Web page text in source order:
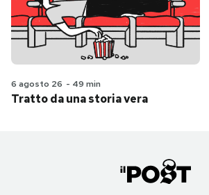
6 agosto 26 - 49 min
Tratto da una storia vera